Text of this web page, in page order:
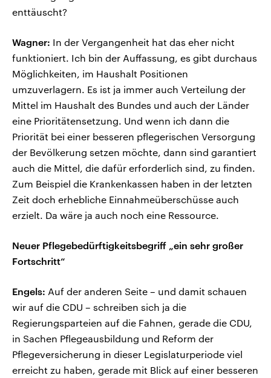
enttäuscht?
Wagner: In der Vergangenheit hat das eher nicht
funktioniert. Ich bin der Auffassung, es gibt durchaus
Möglichkeiten, im Haushalt Positionen
umzuverlagern. Es ist ja immer auch Verteilung der
Mittel im Haushalt des Bundes und auch der Länder
eine Prioritätensetzung. Und wenn ich dann die
Priorität bei einer besseren pflegerischen Versorgung
der Bevölkerung setzen möchte, dann sind garantiert
auch die Mittel, die dafür erforderlich sind, zu finden.
Zum Beispiel die Krankenkassen haben in der letzten
Zeit doch erhebliche Einnahmeüberschüsse auch
erzielt. Da wäre ja auch noch eine Ressource.
Neuer Pflegebedürftigkeitsbegriff „ein sehr großer
Fortschritt“
Engels: Auf der anderen Seite – und damit schauen
wir auf die CDU – schreiben sich ja die
Regierungsparteien auf die Fahnen, gerade die CDU,
in Sachen Pflegeausbildung und Reform der
Pflegeversicherung in dieser Legislaturperiode viel
erreicht zu haben, gerade mit Blick auf einer besseren